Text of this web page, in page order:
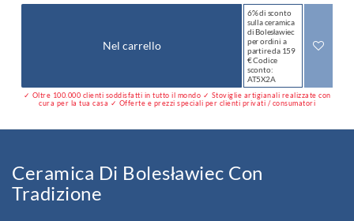
Nel carrello
6% di sconto
sulla ceramica
di Bolesławiec
per ordini a
partire da 159
€ Codice
sconto:
AT5X2A
✓ Oltre 100.000 clienti soddisfatti in tutto il mondo ✓ Stoviglie artigianali realizzate con
cura per la tua casa ✓ Offerte e prezzi speciali per clienti privati / consumatori
Ceramica Di Bolesławiec Con
Tradizione